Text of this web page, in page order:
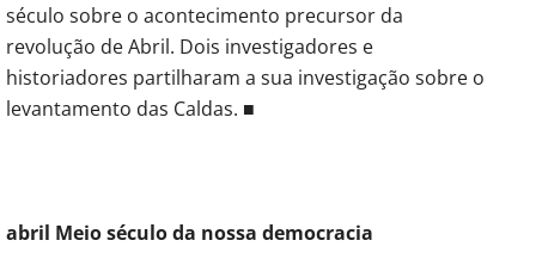
século sobre o acontecimento precursor da
revolução de Abril. Dois investigadores e
historiadores partilharam a sua investigação sobre o
levantamento das Caldas. ■
abril Meio século da nossa democracia